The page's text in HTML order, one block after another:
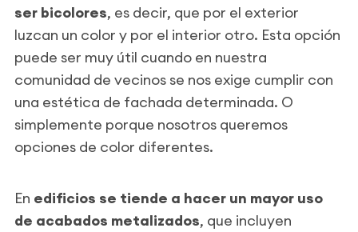
ser bicolores, es decir, que por el exterior
luzcan un color y por el interior otro. Esta opción
puede ser muy útil cuando en nuestra
comunidad de vecinos se nos exige cumplir con
una estética de fachada determinada. O
simplemente porque nosotros queremos
opciones de color diferentes.
En edificios se tiende a hacer un mayor uso
de acabados metalizados, que incluyen